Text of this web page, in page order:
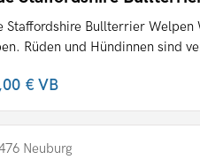
Staffordshire Bullterrier
Rüden und Hündinnen sind
€VB
Neuburg